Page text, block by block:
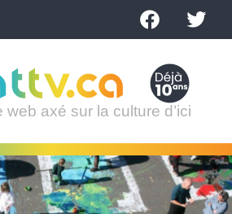
web axé sur la culture d’ici